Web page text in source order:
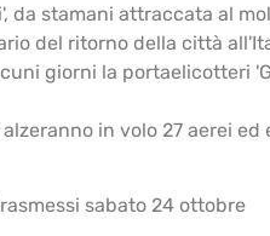
stamani attraccata al
del ritorno della città
giorni la portaelicotteri
in volo 27 aerei
sabato 24 ottobre